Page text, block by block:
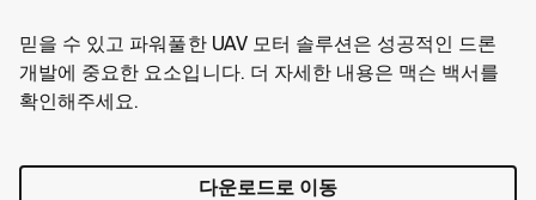
믿을 수 있고 파워풀한 UAV 모터 솔루션은 성공적인 드론
개발에 중요한 요소입니다. 더 자세한 내용은 맥슨 백서를
확인해주세요.
다운로드로 이동